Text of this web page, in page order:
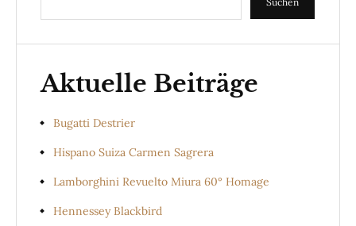
Aktuelle Beiträge
Bugatti Destrier
Hispano Suiza Carmen Sagrera
Lamborghini Revuelto Miura 60° Homage
Hennessey Blackbird